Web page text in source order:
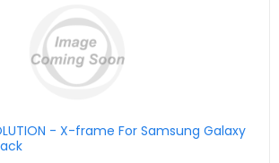
- X-frame For Samsung Galaxy